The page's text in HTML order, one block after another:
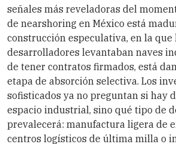
señales más reveladoras del
de nearshoring en México está
construcción especulativa, en la que
desarrolladores levantaban naves
de tener contratos firmados, está
etapa de absorción selectiva. Los
sofisticados ya no preguntan si hay
espacio industrial, sino qué tipo de
prevalecerá: manufactura ligera de
centros logísticos de última milla o